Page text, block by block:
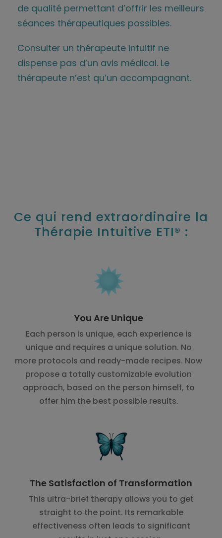
de qualité permettant d’offrir les meilleurs
séances thérapeutiques possibles.
Consulter un thérapeute intuitif ne
dispense pas d’un avis médical. Le
thérapeute n’est qu’un accompagnant.
Ce qui rend extraordinaire la
Thérapie Intuitive ETI® :
You Are Unique
Each person is unique, each experience is
unique and requires a unique solution. No
more protocols and ready-made recipes. Now
propose a totally customizable evolution
approach, based on the person himself, to
offer him the best possible results.
The Satisfaction of Transformation
This ultra-brief therapy allows you to get
straight to the point. Its remarkable
effectiveness often leads to significant